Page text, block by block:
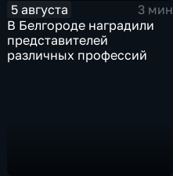
5 августа
3 мин
В Белгороде наградили
представителей
различных профессий